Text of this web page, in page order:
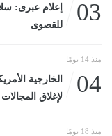
03
إعلام عبرى:
للقصوى
منذ 14 يومًا
04
الخارجية
لإغلاق
منذ 18 يومًا